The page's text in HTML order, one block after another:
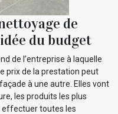
de
du budget
de l’entreprise à laquelle
prix de la prestation peut
à une autre. Elles vont
les produits les plus
effectuer toutes les